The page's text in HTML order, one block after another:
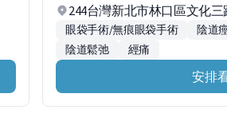
244台灣新北市林口區文化三
眼袋手術/無痕眼袋手術 陰道
陰道鬆弛
經痛
安排